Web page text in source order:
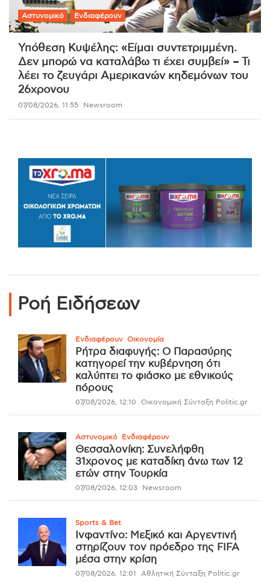
Αστυνομικό Ενδιαφέρουν
Υπόθεση Κυψέλης: «Είμαι συντετριμμένη.
Δεν μπορώ να καταλάβω τι έχει συμβεί» – Τι
λέει το ζευγάρι Αμερικανών κηδεμόνων του
26χρονου
07/08/2026, 11:55 Newsroom
Ροή Ειδήσεων
Ενδιαφέρουν Οικονομία
Ρήτρα διαφυγής: Ο Παρασύρης
κατηγορεί την κυβέρνηση ότι
καλύπτει το φιάσκο με εθνικούς
πόρους
07/08/2026, 12:10 Οικονομική Σύνταξη Politic.gr
Αστυνομικό Ενδιαφέρουν
Θεσσαλονίκη: Συνελήφθη
31χρονος με καταδίκη άνω των 12
ετών στην Τουρκία
07/08/2026, 12:03 Newsroom
Sports & Bet
Ινφαντίνο: Μεξικό και Αργεντινή
στηρίζουν τον πρόεδρο της FIFA
μέσα στην κρίση
07/08/2026, 12:01 Αθλητική Σύνταξη Politic.gr